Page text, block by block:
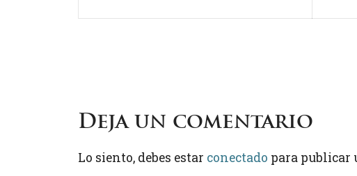
Deja un comentario
Lo siento, debes estar conectado para publicar